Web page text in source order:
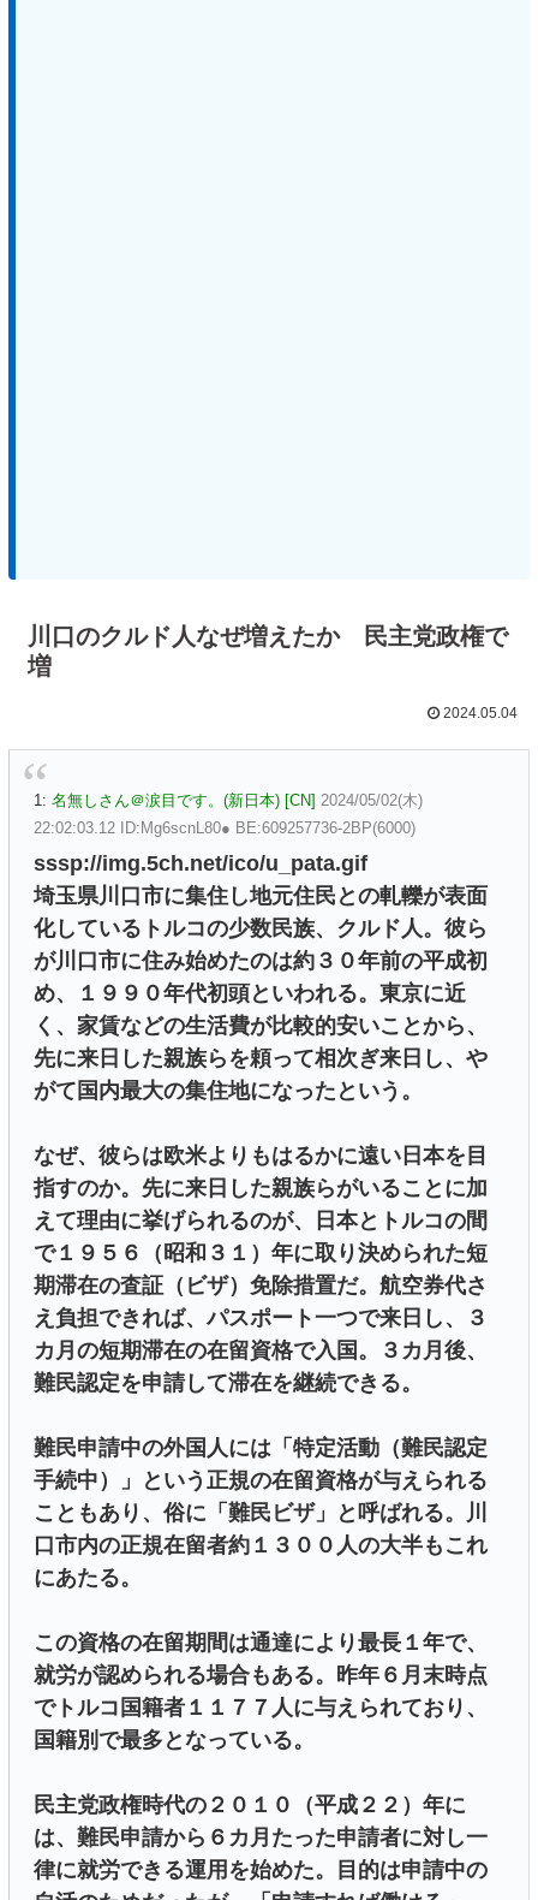
川口のクルド人なぜ増えたか 民主党政権で
増
2024.05.04
1: 名無しさん＠涙目です。(新日本) [CN] 2024/05/02(木)
22:02:03.12 ID:Mg6scnL80● BE:609257736-2BP(6000)
sssp://img.5ch.net/ico/u_pata.gif
埼玉県川口市に集住し地元住民との軋轢が表面
化しているトルコの少数民族、クルド人。彼ら
が川口市に住み始めたのは約３０年前の平成初
め、１９９０年代初頭といわれる。東京に近
く、家賃などの生活費が比較的安いことから、
先に来日した親族らを頼って相次ぎ来日し、や
がて国内最大の集住地になったという。
なぜ、彼らは欧米よりもはるかに遠い日本を目
指すのか。先に来日した親族らがいることに加
えて理由に挙げられるのが、日本とトルコの間
で１９５６（昭和３１）年に取り決められた短
期滞在の査証（ビザ）免除措置だ。航空券代さ
え負担できれば、パスポート一つで来日し、３
カ月の短期滞在の在留資格で入国。３カ月後、
難民認定を申請して滞在を継続できる。
難民申請中の外国人には「特定活動（難民認定
手続中）」という正規の在留資格が与えられる
こともあり、俗に「難民ビザ」と呼ばれる。川
口市内の正規在留者約１３００人の大半もこれ
にあたる。
この資格の在留期間は通達により最長１年で、
就労が認められる場合もある。昨年６月末時点
でトルコ国籍者１１７７人に与えられており、
国籍別で最多となっている。
民主党政権時代の２０１０（平成２２）年に
は、難民申請から６カ月たった申請者に対し一
律に就労できる運用を始めた。目的は申請中の